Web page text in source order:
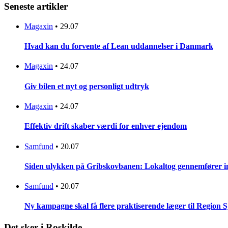
Seneste artikler
Magaxin • 29.07
Hvad kan du forvente af Lean uddannelser i Danmark
Magaxin • 24.07
Giv bilen et nyt og personligt udtryk
Magaxin • 24.07
Effektiv drift skaber værdi for enhver ejendom
Samfund • 20.07
Siden ulykken på Gribskovbanen: Lokaltog
Samfund • 20.07
Ny kampagne skal få flere praktiserende læger til Region